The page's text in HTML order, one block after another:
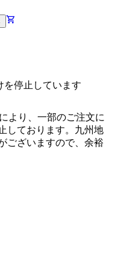
を停止しています
より、一部のご注文に
しております。九州地
ございますので、余裕